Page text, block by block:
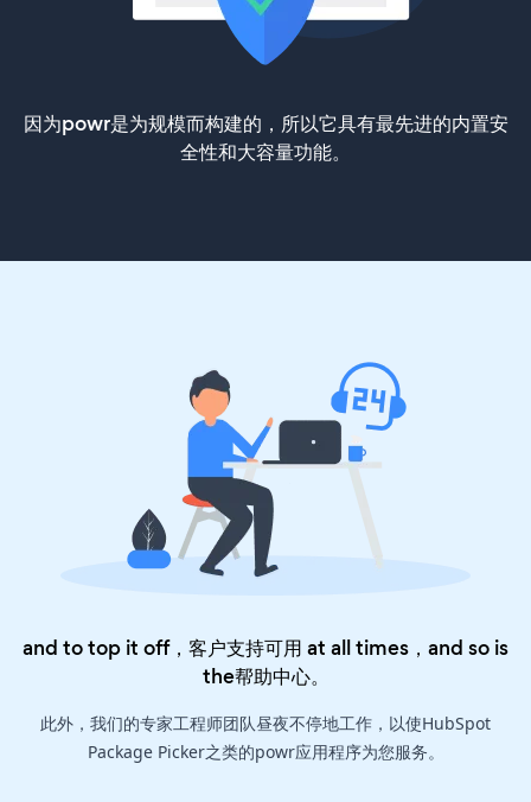
因为powr是为规模而构建的，所以它具有最先进的内置安
全性和大容量功能。
and to top it off，客户支持可用 at all times，and so is
the帮助中心。
此外，我们的专家工程师团队昼夜不停地工作，以使HubSpot
Package Picker之类的powr应用程序为您服务。